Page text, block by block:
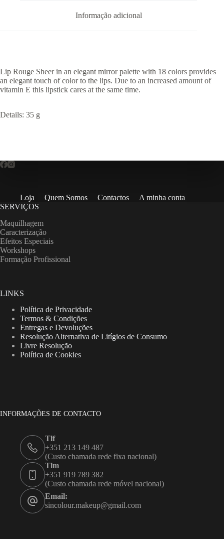
Informação adicional
Lip Rouge Sheer in an elegant mirror palette with 18 colors provides
an elegant touch of color to the lips. Due to an increased amount of
vitamin E this lipstick cares at the same time.
Details: 35 g
Loja Quem Somos Contactos
A minha conta
SERVIÇOS
Maquilhagem
Caracterização
Efeitos Especiais
Workshops
Formação Profissional
LINKS
Política de Privacidade
Termos & Condições
Entregas e Devoluções
Resolução Alternativa de Litígios de Consumo
Livre Resolução
Política de Cookies
INFORMAÇÕES DE CONTACTO
Tlf
+351 213 149 487
(Custo chamada rede fixa nacional)
Tlm
+351 919 789 382
(Custo chamada rede móvel nacional)
Email:
sincolour.makeup@gmail.com